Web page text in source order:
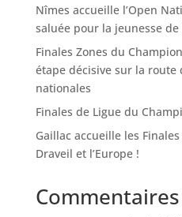
Nîmes accueille l’Open
saluée pour la jeunesse de
Finales Zones du
étape décisive sur la route
nationales
Finales de Ligue du
Gaillac accueille les
Draveil et l’Europe !